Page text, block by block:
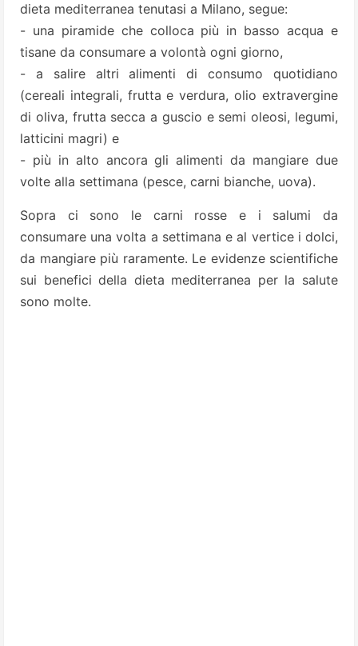
dieta mediterranea tenutasi a Milano, segue:
- una piramide che colloca più in basso acqua e
tisane da consumare a volontà ogni giorno,
- a salire altri alimenti di consumo quotidiano
(cereali integrali, frutta e verdura, olio extravergine
di oliva, frutta secca a guscio e semi oleosi, legumi,
latticini magri) e
- più in alto ancora gli alimenti da mangiare due
volte alla settimana (pesce, carni bianche, uova).
Sopra ci sono le carni rosse e i salumi da
consumare una volta a settimana e al vertice i dolci,
da mangiare più raramente. Le evidenze scientifiche
sui benefici della dieta mediterranea per la salute
sono molte.